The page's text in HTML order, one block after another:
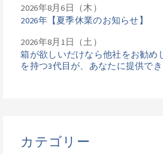
2026年【夏季休業のお知らせ】
2026年8月6日（木）
箱が欲しいだけなら他社をお勧め
を持つ3代目が、あなたに提供で
2026年8月1日（土）
カテゴリー